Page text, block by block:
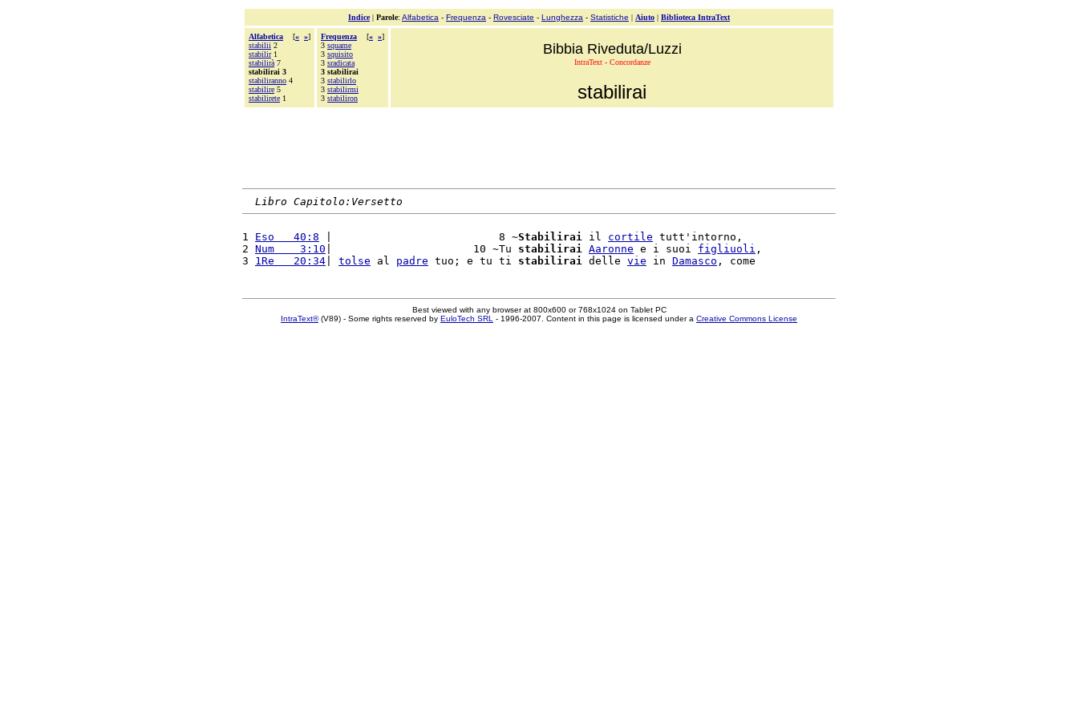
Indice| Parole: Alfabetica - Frequenza - Rovesciate - Lunghezza - Statistiche | Aiuto | Biblioteca IntraText
Alfabetica [« »]
stabilii 2
stabilir1
stabilirà 7
stabilirai 3
stabiliranno 4
stabilire 5
stabilirete 1
Frequenza [« »]
3 squame
3 squisito
3 sradicata
3 stabilirai
3 stabilirlo
3 stabilirmi
3 stabiliron
Bibbia Riveduta/Luzzi
IntraText - Concordanze
stabilirai
Libro Capitolo:Versetto
1 Eso   40:8 |                          8 ~Stabilirai il cortile tutt'intorno,
2 Num    3:10 |                      10 ~Tu stabilirai Aaronne e i suoi figliuoli ,
3 1Re   20:34 tolse al padre tuo; e tu ti stabilirai delle vie in Damasco
Best viewed with any browser at 800x600 or 768x1024 on Tablet PC
IntraText®(V89) - Some rights reserved by EuloTech SRL - 1996-2007. Content in this page is licensed under a Creative Commons License